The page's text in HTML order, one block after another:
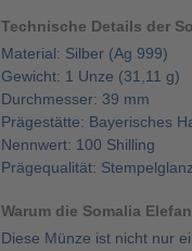
Technische Details der
Material: Silber (Ag 999)
Gewicht: 1 Unze (31,11 g)
Durchmesser: 39 mm
Prägestätte: Bayerisches
Nennwert: 100 Shilling
Prägequalität: Stempelglanz
Warum die Somalia
Diese Münze ist nicht nur